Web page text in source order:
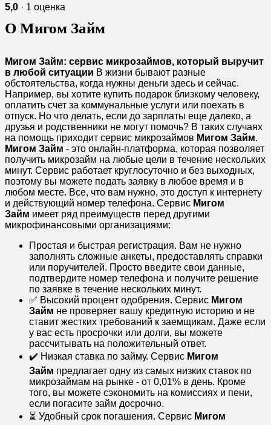
5,0 · 1 оценка
О Мигом Займ
Мигом Займ: сервис микрозаймов, который выручит
в любой ситуации В жизни бывают разные
обстоятельства, когда нужны деньги здесь и сейчас.
Например, вы хотите купить подарок близкому человеку,
оплатить счет за коммунальные услуги или поехать в
отпуск. Но что делать, если до зарплаты еще далеко, а
друзья и родственники не могут помочь? В таких случаях
на помощь приходит сервис микрозаймов Мигом Займ.
Мигом Займ - это онлайн-платформа, которая позволяет
получить микрозайм на любые цели в течение нескольких
минут. Сервис работает круглосуточно и без выходных,
поэтому вы можете подать заявку в любое время и в
любом месте. Все, что вам нужно, это доступ к интернету
и действующий номер телефона. Сервис Мигом
Займ имеет ряд преимуществ перед другими
микрофинансовыми организациями:
Простая и быстрая регистрация. Вам не нужно
заполнять сложные анкеты, предоставлять справки
или поручителей. Просто введите свои данные,
подтвердите номер телефона и получите решение
по заявке в течение нескольких минут.
✅ Высокий процент одобрения. Сервис Мигом
Займ не проверяет вашу кредитную историю и не
ставит жестких требований к заемщикам. Даже если
у вас есть просрочки или долги, вы можете
рассчитывать на положительный ответ.
✔️ Низкая ставка по займу. Сервис Мигом
Займ предлагает одну из самых низких ставок по
микрозаймам на рынке - от 0,01% в день. Кроме
того, вы можете сэкономить на комиссиях и пени,
если погасите займ досрочно.
⏳ Удобный срок погашения. Сервис Мигом